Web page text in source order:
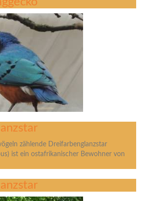
zählende Dreifarbenglanzstar
ist ein ostafrikanischer Bewohner von